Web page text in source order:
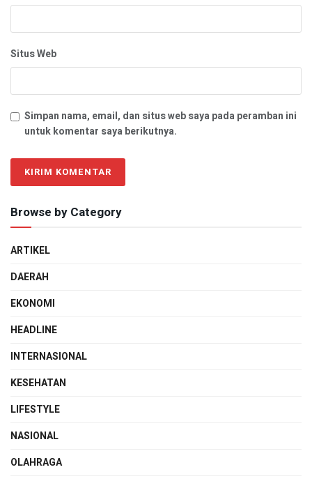
Situs Web
Simpan nama, email, dan situs web saya pada peramban ini
untuk komentar saya berikutnya.
Browse by Category
ARTIKEL
DAERAH
EKONOMI
HEADLINE
INTERNASIONAL
KESEHATAN
LIFESTYLE
NASIONAL
OLAHRAGA